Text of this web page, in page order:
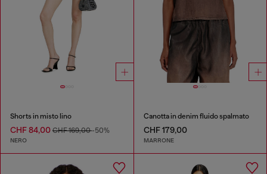
Shorts in misto lino
CHF 84,00 CHF 169,00-50%
NERO
Canotta in denim fluido spalmato
CHF 179,00
MARRONE